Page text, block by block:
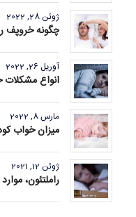
ژوئن 28, 2022
چگونه خروپف
آوریل 26, 2022
انواع
مارس 8, 2022
میزان خواب
ژوئن 12, 2021
راملتئون،